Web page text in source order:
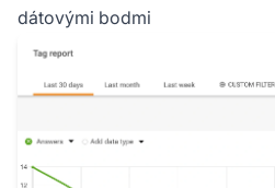
dátovými bodmi